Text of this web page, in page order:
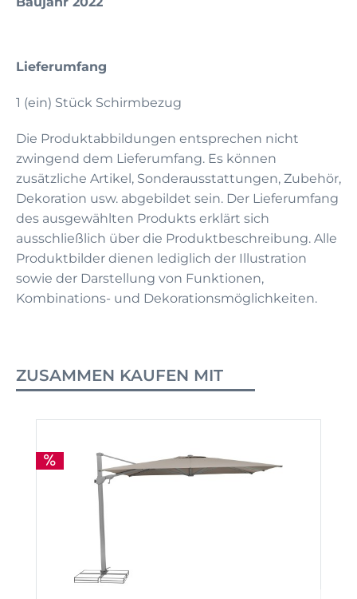
Lieferumfang
1 (ein) Stück Schirmbezug
Die Produktabbildungen entsprechen nicht
zwingend dem Lieferumfang. Es können
zusätzliche Artikel, Sonderausstattungen, Zubehör,
Dekoration usw. abgebildet sein. Der Lieferumfang
des ausgewählten Produkts erklärt sich
ausschließlich über die Produktbeschreibung. Alle
Produktbilder dienen lediglich der Illustration
sowie der Darstellung von Funktionen,
Kombinations- und Dekorationsmöglichkeiten.
ZUSAMMEN KAUFEN MIT